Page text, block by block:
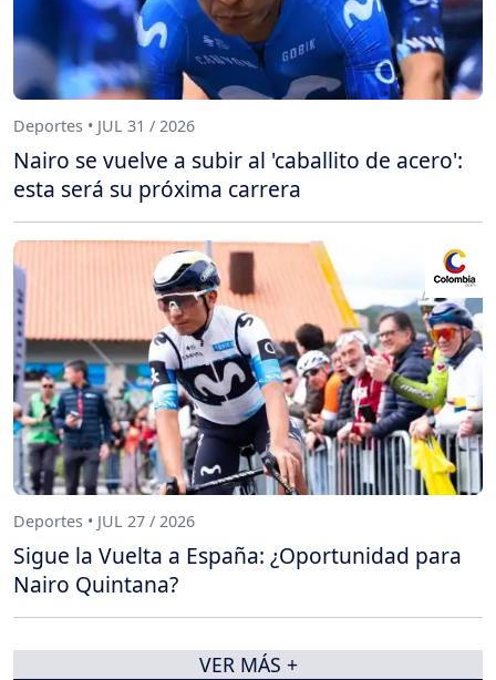
Deportes • JUL 31 / 2026
Nairo se vuelve a subir al 'caballito de acero':
esta será su próxima carrera
Deportes • JUL 27 / 2026
Sigue la Vuelta a España: ¿Oportunidad para
Nairo Quintana?
VER MÁS +